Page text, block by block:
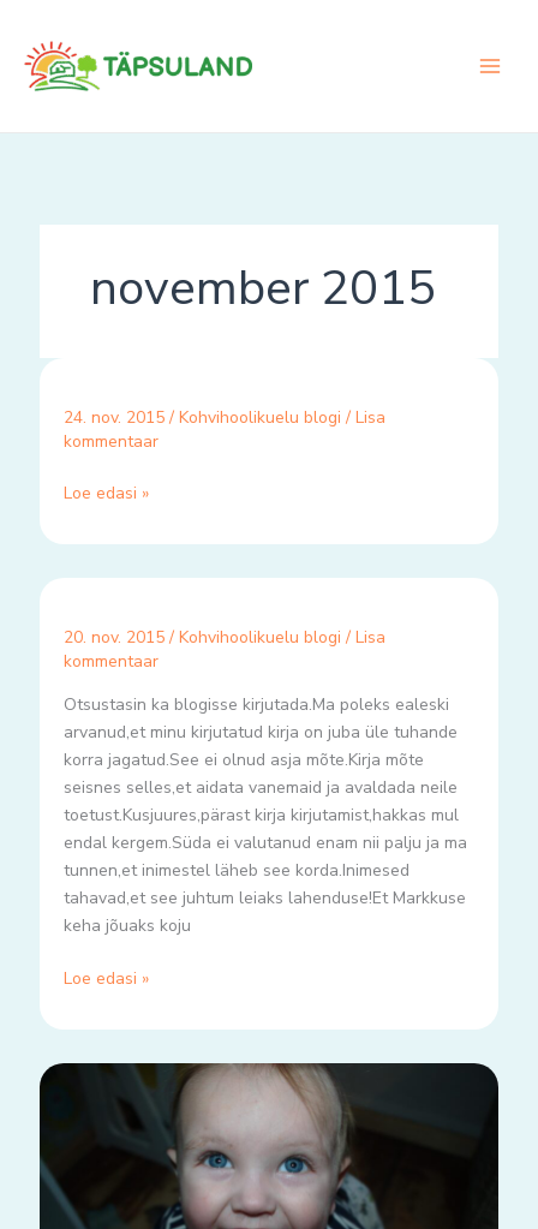
content
november 2015
24. nov. 2015 / Kohvihoolikuelu blogi / Lisa
kommentaar
Loe edasi »
20. nov. 2015 / Kohvihoolikuelu blogi / Lisa
kommentaar
Otsustasin ka blogisse kirjutada.Ma poleks ealeski
arvanud,et minu kirjutatud kirja on juba üle tuhande
korra jagatud.See ei olnud asja mõte.Kirja mõte
seisnes selles,et aidata vanemaid ja avaldada neile
toetust.Kusjuures,pärast kirja kirjutamist,hakkas mul
endal kergem.Süda ei valutanud enam nii palju ja ma
tunnen,et inimestel läheb see korda.Inimesed
tahavad,et see juhtum leiaks lahenduse!Et Markkuse
keha jõuaks koju
Loe edasi »